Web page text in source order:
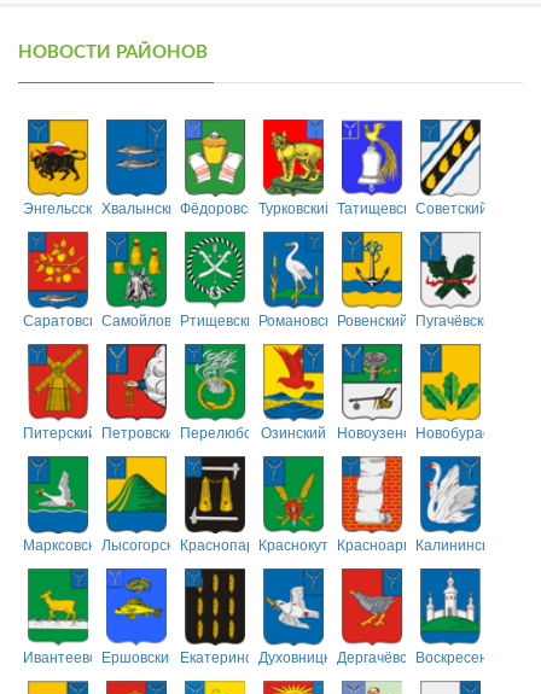
НОВОСТИ РАЙОНОВ
ЭнгельсскийХвалынскийФёдоровскийТурковский ТатищевскийСоветский
СаратовскийСамойловскийРтищевскийРомановскийРовенский Пугачёвский
Питерский ПетровскийПерелюбскийОзинский НовоузенскийНовобурасский
МарксовскийЛысогорскийКраснопартизанский
КраснокутскийКрасноармейский
Калининский
ИвантеевскийЕршовский ЕкатериновскийДуховницкийДергачёвскийВоскресенский